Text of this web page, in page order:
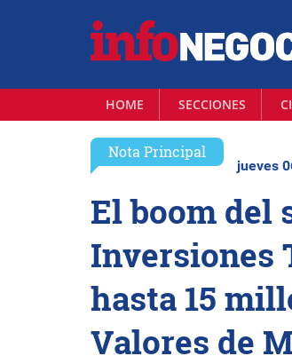
HOME SECCIONES
Nota Principal
jueves
El boom del
Inversiones
hasta 15
Valores de